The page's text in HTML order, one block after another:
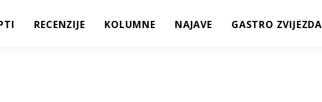
RECENZIJE KOLUMNE NAJAVE GASTRO ZVIJEZDA